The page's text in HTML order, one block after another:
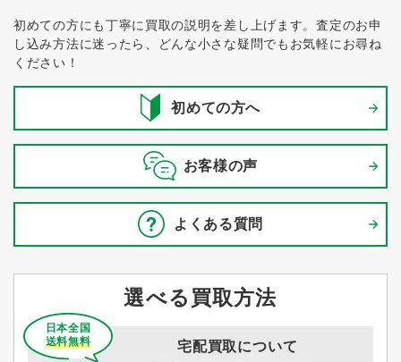
初めての方にも丁寧に買取の説明を差し上げます。査定のお申
し込み方法に迷ったら、どんな小さな疑問でもお気軽にお尋ね
ください！
初めての方へ
お客様の声
よくある質問
選べる買取方法
宅配買取について
日本全国
送料無料